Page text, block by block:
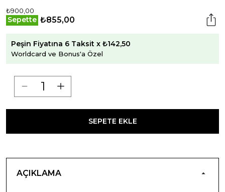
₺900,00
Sepette ₺855,00
Peşin Fiyatına 6 Taksit x ₺142,50
Worldcard ve Bonus'a Özel
SEPETE EKLE
AÇIKLAMA